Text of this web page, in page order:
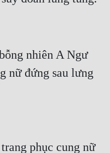
nhiên A Ngư
nữ đứng sau lưng
phục cung nữ